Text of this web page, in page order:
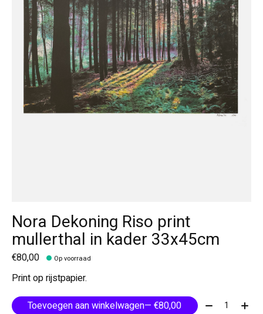
Nora Dekoning Riso print
mullerthal in kader 33x45cm
€80,00 Op voorraad
Print op rijstpapier.
Toevoegen aan winkelwagen
— €80,00 Aantal: